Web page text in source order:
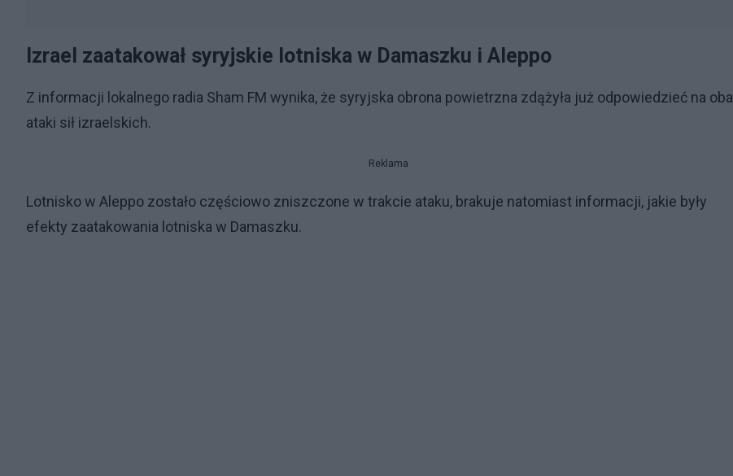
Izrael zaatakował syryjskie lotniska w Damaszku i Aleppo
Z informacji lokalnego radia Sham FM wynika, że syryjska obrona powietrzna zdążyła już odpowiedzieć na oba
ataki sił izraelskich.
Reklama
Lotnisko w Aleppo zostało częściowo zniszczone w trakcie ataku, brakuje natomiast informacji, jakie były
efekty zaatakowania lotniska w Damaszku.